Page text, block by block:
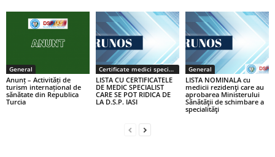
General
Anunț – Activități de
turism internațional de
sănătate din Republica
Turcia
Certificate medici specialiști / primari
LISTA CU CERTIFICATELE
DE MEDIC SPECIALIST
CARE SE POT RIDICA DE
LA D.S.P. IASI
General
LISTA NOMINALA cu
medicii rezidenţi care au
aprobarea Ministerului
Sănătăţii de schimbare a
specialităţi